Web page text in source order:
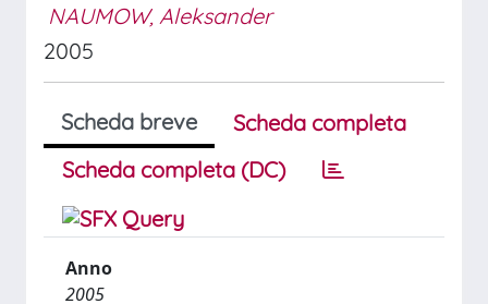
NAUMOW, Aleksander
2005
Scheda breve
Scheda completa
Scheda completa (DC)
Anno
2005